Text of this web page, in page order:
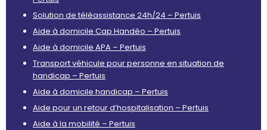
Solution de téléassistance 24h/24 – Pertuis
Aide à domicile Cap Handéo – Pertuis
Aide à domicile APA – Pertuis
Transport véhicule pour personne en situation de
handicap – Pertuis
Aide à domicile handicap – Pertuis
Aide pour un retour d’hospitalisation – Pertuis
Aide à la mobilité – Pertuis